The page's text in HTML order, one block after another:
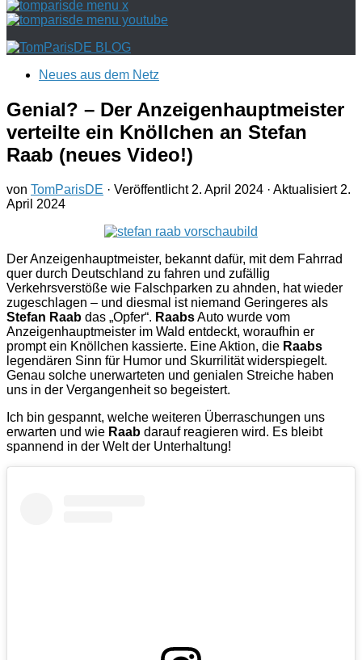
Neues aus dem Netz
Genial? – Der Anzeigenhauptmeister
verteilte ein Knöllchen an Stefan
Raab (neues Video!)
von TomParisDE · Veröffentlicht 2. April 2024 · Aktualisiert 2.
April 2024
Der Anzeigenhauptmeister, bekannt dafür, mit dem Fahrrad
quer durch Deutschland zu fahren und zufällig
Verkehrsverstöße wie Falschparken zu ahnden, hat wieder
zugeschlagen – und diesmal ist niemand Geringeres als
Stefan Raab das „Opfer“. RaabsAuto wurde vom
Anzeigenhauptmeister im Wald entdeckt, woraufhin er
prompt ein Knöllchen kassierte. Eine Aktion, die Raabs
legendären Sinn für Humor und Skurrilität widerspiegelt.
Genau solche unerwarteten und genialen Streiche haben
uns in der Vergangenheit so begeistert.
Ich bin gespannt, welche weiteren Überraschungen uns
erwarten und wie Raab darauf reagieren wird. Es bleibt
spannend in der Welt der Unterhaltung!